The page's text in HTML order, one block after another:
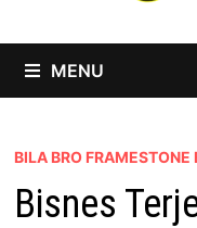
MENU
BILA BRO
Bisnes